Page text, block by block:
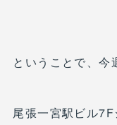
ということで、今
尾張一宮駅ビル